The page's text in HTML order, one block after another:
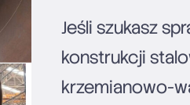
Jeśli szukasz
konstrukcji
krzemianowo-